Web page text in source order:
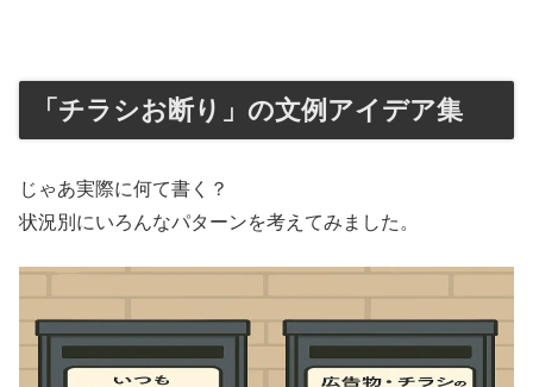
「チラシお断り」の文例アイデア集
じゃあ実際に何て書く？
状況別にいろんなパターンを考えてみました。